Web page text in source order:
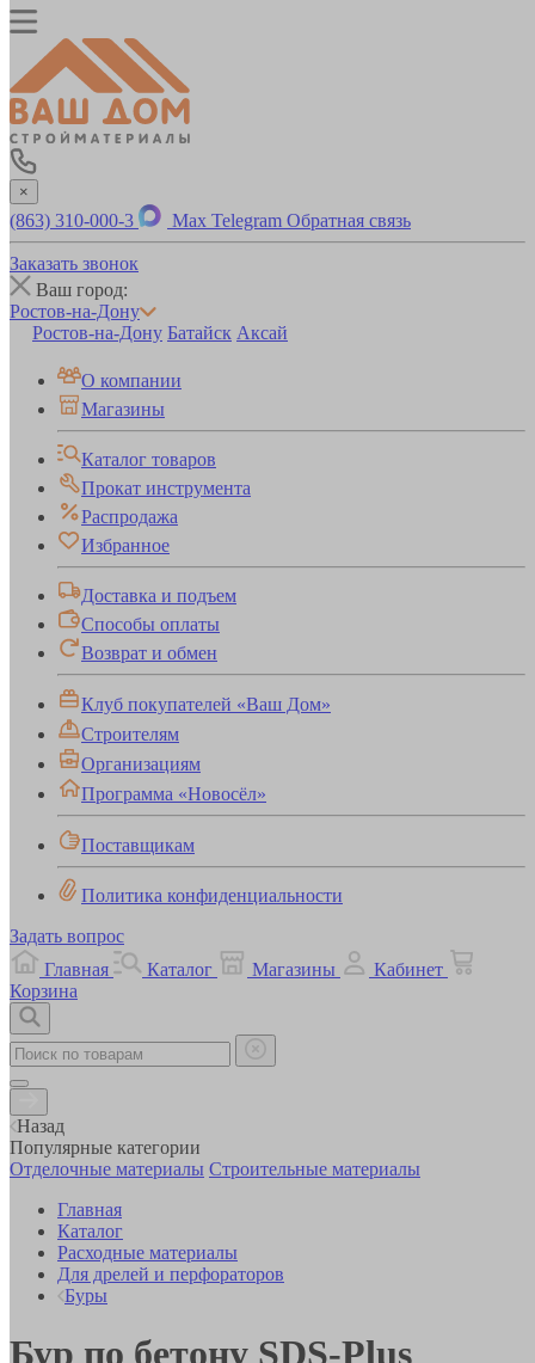
×
(863) 310-000-3 Max Telegram Обратная связь
Заказать звонок
Ваш город:
Ростов-на-Дону
Ростов-на-Дону Батайск Аксай
О компании
Магазины
Каталог товаров
Прокат инструмента
Распродажа
Избранное
Доставка и подъем
Способы оплаты
Возврат и обмен
Клуб покупателей «Ваш Дом»
Строителям
Организациям
Программа «Новосёл»
Поставщикам
Политика конфиденциальности
Задать вопрос
Главная
Каталог Магазины
Кабинет
Корзина
Назад
Популярные категории
Отделочные материалы Строительные материалы
Главная
Каталог
Расходные материалы
Для дрелей и перфораторов
Буры
Бур по бетону SDS-Plus